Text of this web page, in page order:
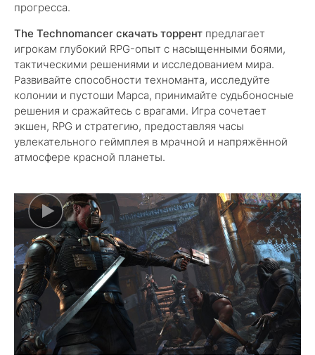
прогресса.
The Technomancer скачать торрент предлагает
игрокам глубокий RPG-опыт с насыщенными боями,
тактическими решениями и исследованием мира.
Развивайте способности техноманта, исследуйте
колонии и пустоши Марса, принимайте судьбоносные
решения и сражайтесь с врагами. Игра сочетает
экшен, RPG и стратегию, предоставляя часы
увлекательного геймплея в мрачной и напряжённой
атмосфере красной планеты.